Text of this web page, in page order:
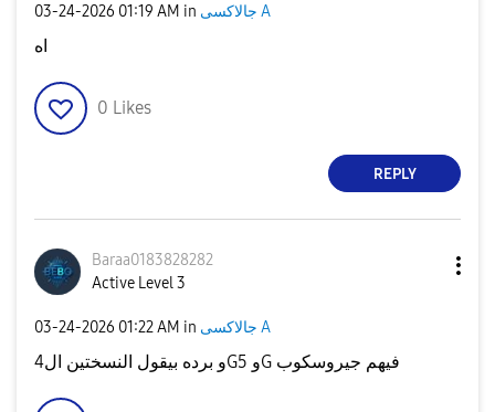
‎03-24-2026 01:19 AM in جالاكسى A
اه
0 Likes
REPLY
Baraa0183828282
Active Level 3
‎03-24-2026 01:22 AM in جالاكسى A
و برده بيقول النسختين ال4Gو 5G فيهم جيروسكوب